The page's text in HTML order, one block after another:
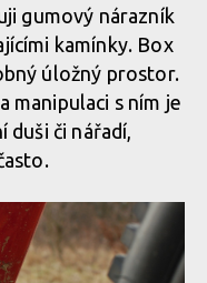
gumový nárazník
kamínky. Box
úložný prostor.
manipulaci s ním je
či nářadí,